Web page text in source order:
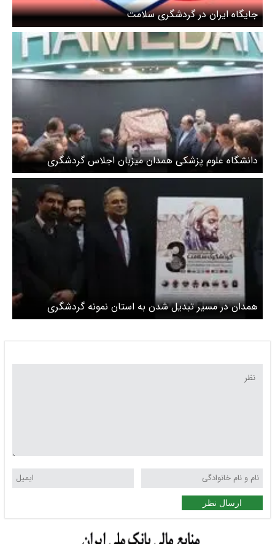
جایگاه ایران در گردشگری سلامت
دانشگاه علوم پزشکی همدان میزبان اجلاس گردشگری
سلامت کشورهای عضو اکو شد
همدان در مسیر تبدیل شدن به استان نمونه گردشگری
کشورهای عضو اکو ECO
ارسال نظر